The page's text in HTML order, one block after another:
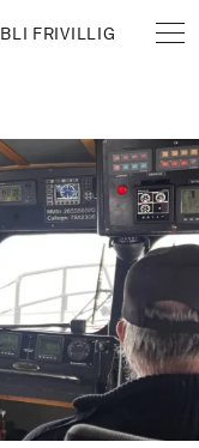
BLI FRIVILLIG